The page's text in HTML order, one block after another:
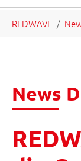
REDWAVE
News